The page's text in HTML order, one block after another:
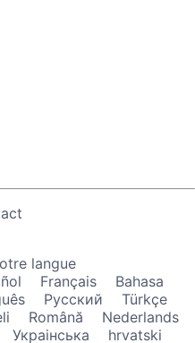
langue
Français
Bahasa
Русский
Türkçe
Română
Nederlands
Украiнська hrvatski